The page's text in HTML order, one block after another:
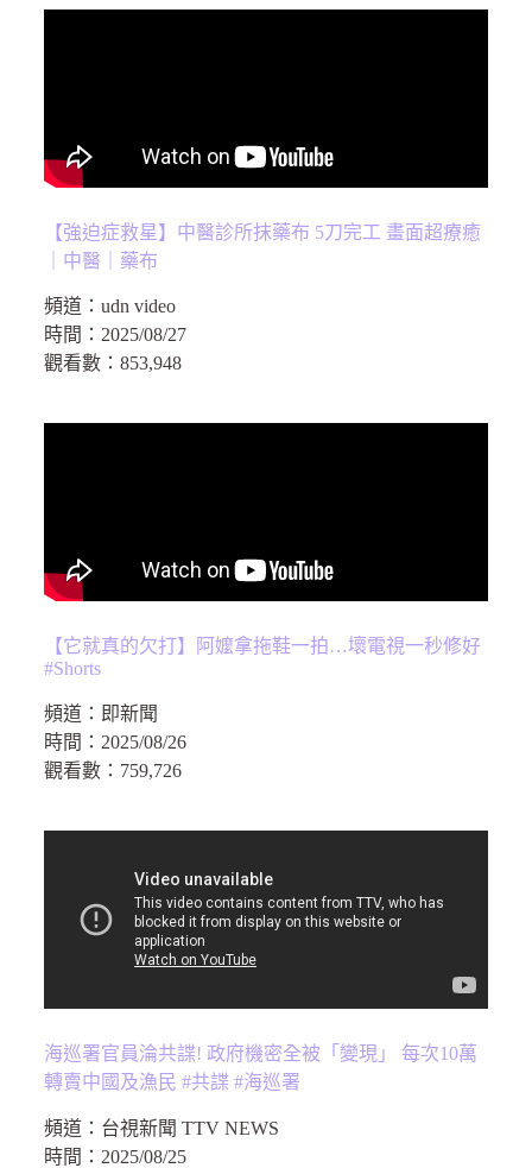
【強迫症救星】中醫診所抹藥布 5刀完工 畫面超療癒
｜中醫｜藥布
頻道： udn video
時間： 2025/08/27
觀看數： 853,948
【它就真的欠打】阿嬤拿拖鞋一拍…壞電視一秒修好
#Shorts
頻道： 即新聞
時間： 2025/08/26
觀看數： 759,726
海巡署官員淪共諜! 政府機密全被「變現」 每次10萬
轉賣中國及漁民 #共諜 #海巡署
頻道： 台視新聞 TTV NEWS
時間： 2025/08/25